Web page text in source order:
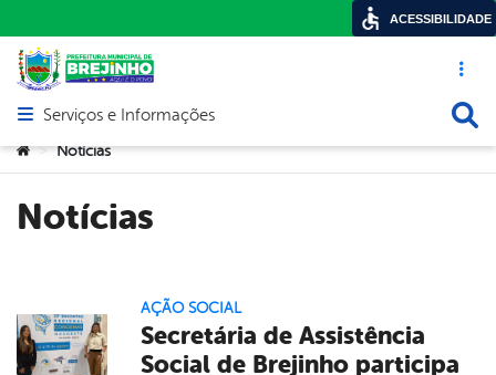
Acesso
Abrir menu principal de navegação
Serviços e Informações
Você está aqui:
> Notícias
Notícias
AÇÃO SOCIAL
Secretária de Assistência
Social de Brejinho participa
ACESSIBILIDADE